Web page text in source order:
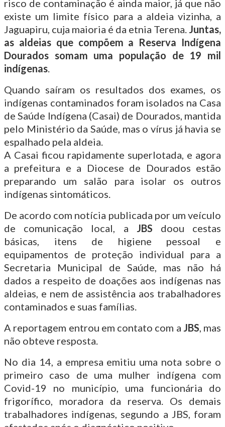
risco de contaminação é ainda maior, já que não
existe um limite físico para a aldeia vizinha, a
Jaguapiru, cuja maioria é da etnia Terena. Juntas,
as aldeias que compõem a Reserva Indígena
Dourados somam uma população de 19 mil
indígenas.
Quando saíram os resultados dos exames, os
indígenas contaminados foram isolados na Casa
de Saúde Indígena (Casai) de Dourados, mantida
pelo Ministério da Saúde, mas o vírus já havia se
espalhado pela aldeia.
A Casai ficou rapidamente superlotada, e agora
a prefeitura e a Diocese de Dourados estão
preparando um salão para isolar os outros
indígenas sintomáticos.
De acordo com notícia publicada por um veículo
de comunicação local, a JBS doou cestas
básicas, itens de higiene pessoal e
equipamentos de proteção individual para a
Secretaria Municipal de Saúde, mas não há
dados a respeito de doações aos indígenas nas
aldeias, e nem de assistência aos trabalhadores
contaminados e suas famílias.
A reportagem entrou em contato com a JBS, mas
não obteve resposta.
No dia 14, a empresa emitiu uma nota sobre o
primeiro caso de uma mulher indígena com
Covid-19 no município, uma funcionária do
frigorífico, moradora da reserva. Os demais
trabalhadores indígenas, segundo a JBS, foram